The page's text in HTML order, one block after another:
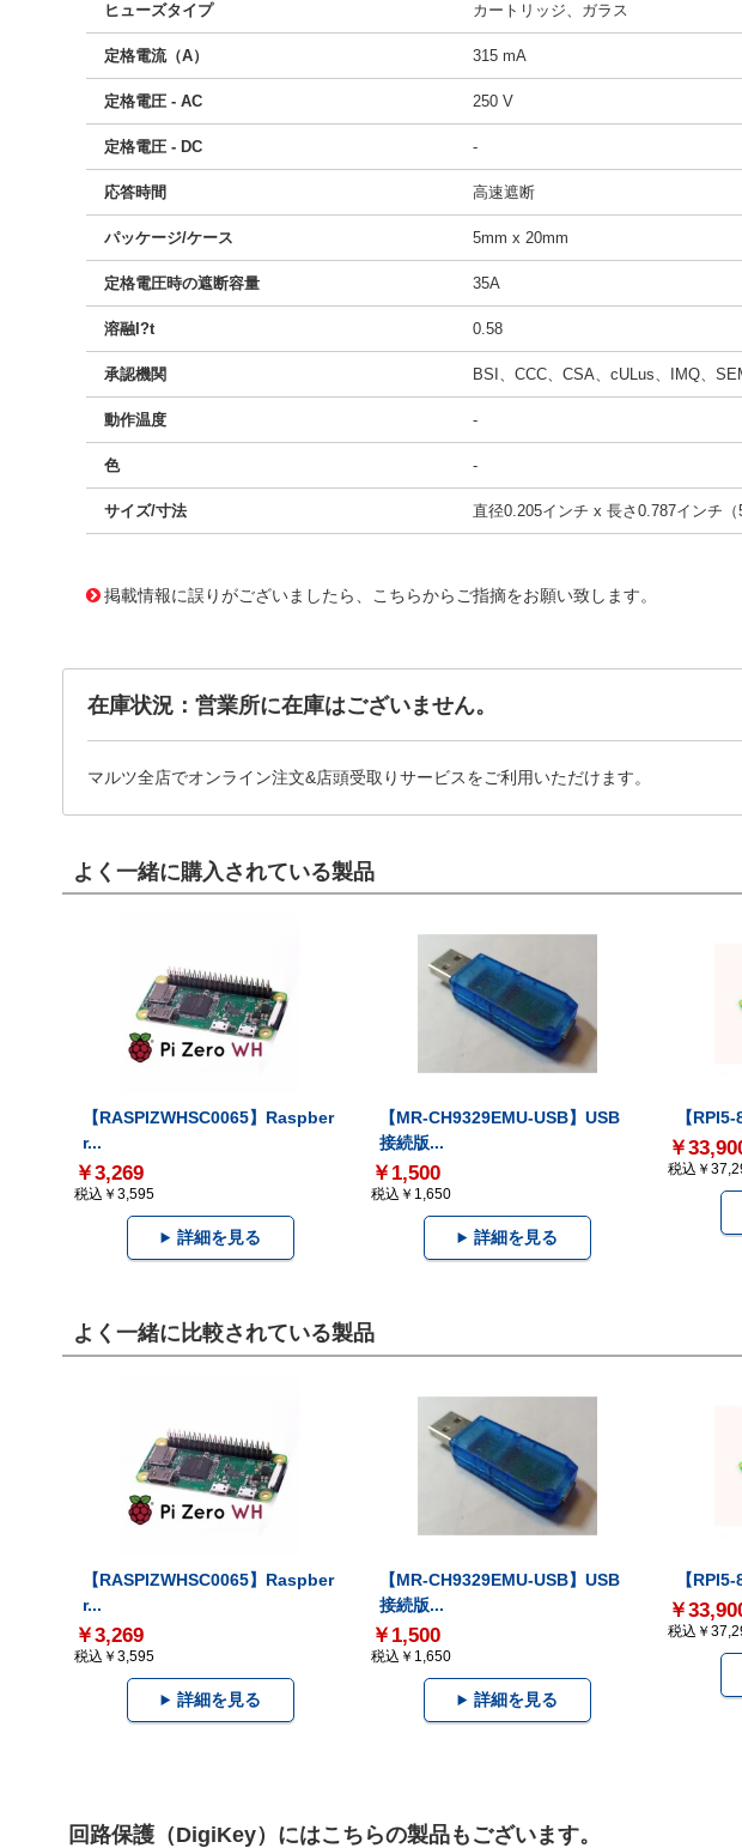
ヒューズタイプ カートリッジ、ガラス
定格電流（A） 315 mA
定格電圧 - AC 250 V
定格電圧 - DC -
応答時間 高速遮断
パッケージ/ケース 5mm x 20mm
定格電圧時の遮断容量 35A
溶融I?t 0.58
承認機関 BSI、CCC、CSA、cULus、IMQ、
動作温度 -
色 -
サイズ/寸法 直径0.205インチ x 長さ0.787インチ（
掲載情報に誤りがございましたら、こちらからご指摘をお願い致します。
在庫状況：営業所に在庫はございません。
マルツ全店でオンライン注文&店頭受取りサービスをご利用いただけます。
よく一緒に購入されている製品
【RASPIZWHSC0065】Raspber
r...
￥3,269
税込￥3,595
詳細を見る
【MR-CH9329EMU-USB】USB
接続版...
￥1,500
税込￥1,650
詳細を見る
【
￥
税込￥
よく一緒に比較されている製品
【RASPIZWHSC0065】Raspber
r...
￥3,269
税込￥3,595
詳細を見る
【MR-CH9329EMU-USB】USB
接続版...
￥1,500
税込￥1,650
詳細を見る
【
￥
税込￥
回路保護（DigiKey）にはこちらの製品もございます。